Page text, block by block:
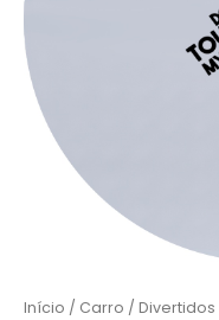
Início / Carro / Divertidos